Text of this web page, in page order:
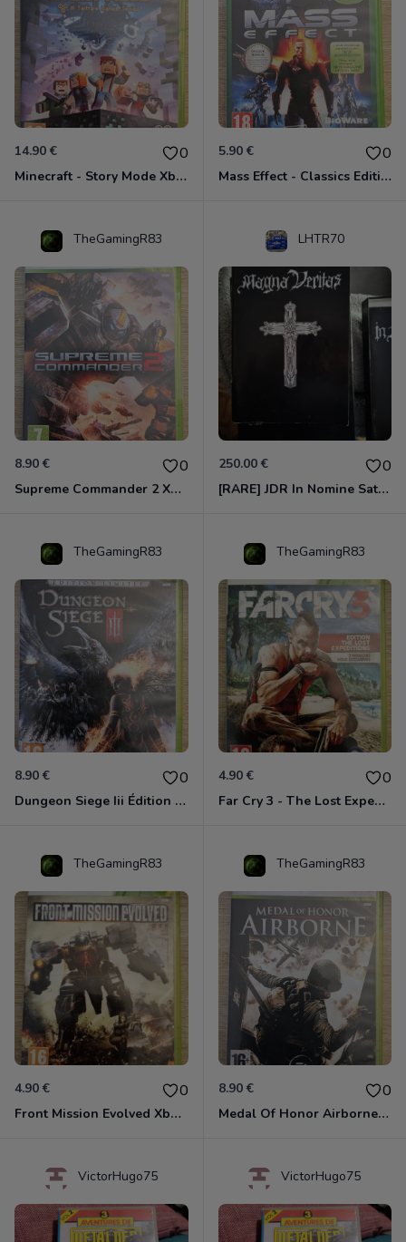
14.90 € 0
Minecraft - Story Mode Xbox 360
5.90 € 0
Mass Effect - Classics Edition Xbox 360
TheGamingR83
8.90 € 0
Supreme Commander 2 Xbox 360
LHTR70
250.00 € 0
[RARE] JDR In Nomine Satanis / Magna Veritas – 1ère Édition BOÎTE (DOS BLANC, 1989) - CROC / Siroz
TheGamingR83
8.90 € 0
Dungeon Siege Iii Édition Limitée - Vf Intégrale Xbox 360
TheGamingR83
4.90 € 0
Far Cry 3 - The Lost Expeditions - Edition Spéciale Xbox 360
TheGamingR83
4.90 € 0
Front Mission Evolved Xbox 360
TheGamingR83
8.90 € 0
Medal Of Honor Airborne Xbox 360
VictorHugo75 VictorHugo75